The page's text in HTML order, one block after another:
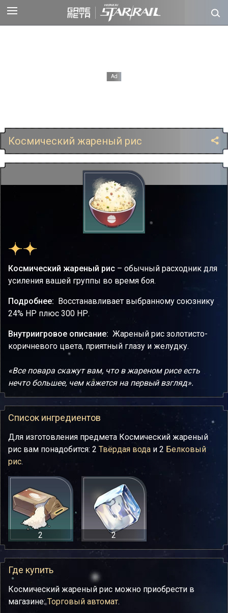
Космический жареный рис
Космический жареный рис – обычный расходник для
усиления вашей группы во время боя.
Подробнее: Восстанавливает выбранному союзнику
24% НР плюс 300 НР.
Внутриигровое описание: Жареный рис золотисто-
коричневого цвета, приятный глазу и желудку.
«Все повара скажут вам, что в жареном рисе есть
нечто большее, чем кажется на первый взгляд».
Список ингредиентов
Для изготовления предмета Космический жареный
рис вам понадобится: 2 Твёрдая вода и 2 Белковый
рис.
2 2
Где купить
Космический жареный рис можно приобрести в
магазине:Торговый автомат.